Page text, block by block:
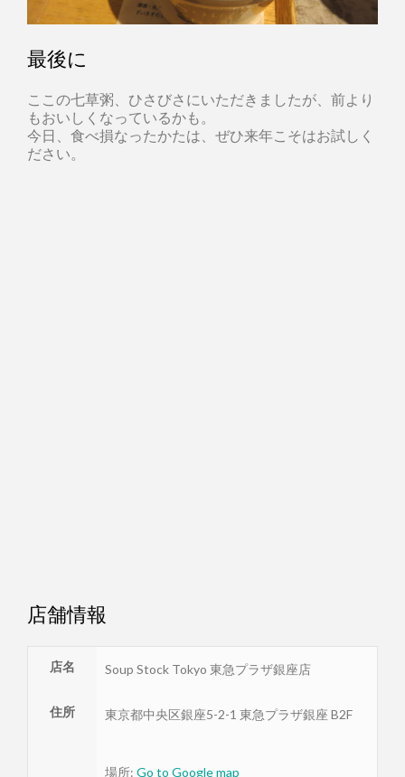
最後に
ここの七草粥、ひさびさにいただきましたが、前より
もおいしくなっているかも。
今日、食べ損なったかたは、ぜひ来年こそはお試しく
ださい。
店舗情報
店名 Soup Stock Tokyo 東急プラザ銀座店
住所 東京都中央区銀座5-2-1 東急プラザ銀座 B2F
場所: Go to Google map